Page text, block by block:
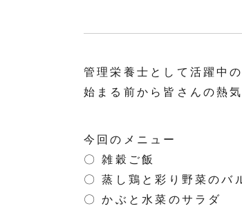
管理栄養士として活躍中
始まる前から皆さんの熱
今回のメニュー
〇 雑穀ご飯
〇 蒸し鶏と彩り野菜のバ
〇 かぶと水菜のサラダ